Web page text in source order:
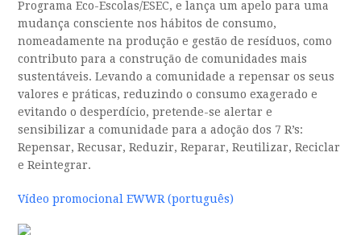
Programa Eco-Escolas/ESEC, e lança um apelo para uma
mudança consciente nos hábitos de consumo,
nomeadamente na produção e gestão de resíduos, como
contributo para a construção de comunidades mais
sustentáveis. Levando a comunidade arepensar os seus
valores e práticas, reduzindo o consumo exagerado e
evitando o desperdício, pretende-se alertar e
sensibilizar a comunidade para a adoção dos 7 R’s:
Repensar, Recusar, Reduzir, Reparar, Reutilizar, Reciclar
e Reintegrar.
Vídeo promocional EWWR (português)